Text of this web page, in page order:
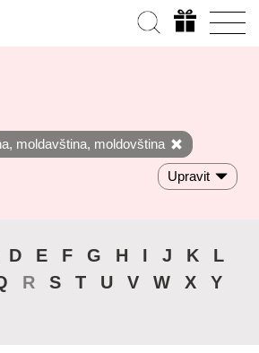
moldavština, moldovština
Upravit
D E F G H I J K
L
R S T U V W X
Y